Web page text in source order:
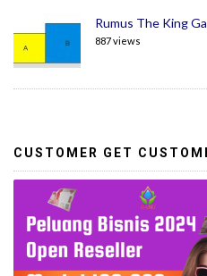
Rumus The King
887 views
CUSTOMER GET